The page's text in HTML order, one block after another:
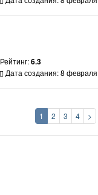
Рейтинг:6.3
Дата создания: 8
1 2 3 4 >